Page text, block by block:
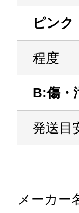
ピンク
程度
B:傷・
発送目
メーカー